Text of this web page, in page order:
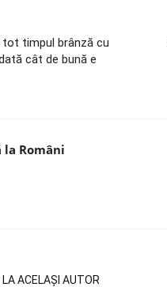
tot timpul brânză cu
cât de bună e
la Români
LA ACELAȘI AUTOR